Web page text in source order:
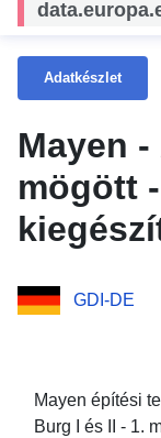
Adatkészlet
Mayen
mögött
GDI-DE
Mayen építési
Burg I és II - 1.